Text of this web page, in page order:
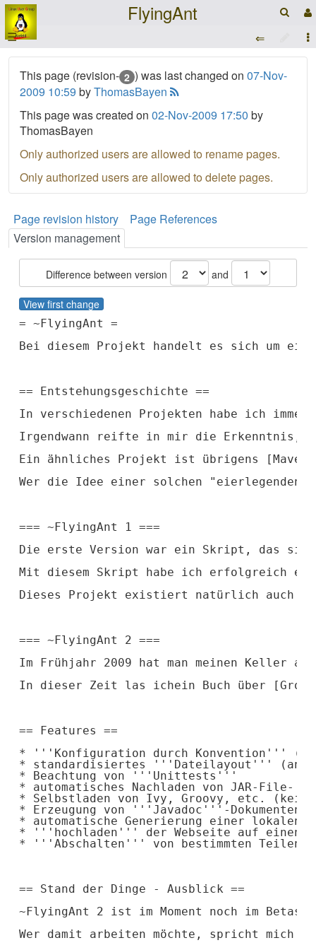
FlyingAnt
☰
This page (revision- 2 ) was last changed on 07-Nov-
2009 10:59 byThomasBayen
This page was created on 02-Nov-2009 17:50 by
ThomasBayen
Only authorized users are allowed to rename pages.
Only authorized users are allowed to delete pages.
Page revision history
Page References
Version management
Difference between version and
View first change
= ~FlyingAnt =
Bei diesem Projekt handelt es sich um
== Entstehungsgeschichte ==
In verschiedenen Projekten habe ich
Irgendwann reifte in mir die Erkenntnis,
Ein ähnliches Projekt ist übrigens
Wer die Idee einer solchen "eierlegenden
=== ~FlyingAnt 1 ===
Die erste Version war ein Skript, das sich
Mit diesem Skript habe ich erfolgreich
Dieses Projekt existiert natürlich auch
=== ~FlyingAnt 2 ===
Im Frühjahr 2009 hat man meinen Keller
In dieser Zeit las ichein Buch über
== Features ==
* '''Konfiguration durch Konvention'''
* standardisiertes '''Dateilayout''' (anders
* Beachtung von '''Unittests'''
* automatisches Nachladen von JAR-
* Selbstladen von Ivy, Groovy, etc.
* Erzeugung von '''Javadoc'''-Dokumenten in
* automatische Generierung einer
* '''hochladen''' der Webseite auf einen
* '''Abschalten''' von bestimmten Teilen
== Stand der Dinge - Ausblick ==
~FlyingAnt 2 ist im Moment noch im
Wer damit arbeiten möchte, spricht mich